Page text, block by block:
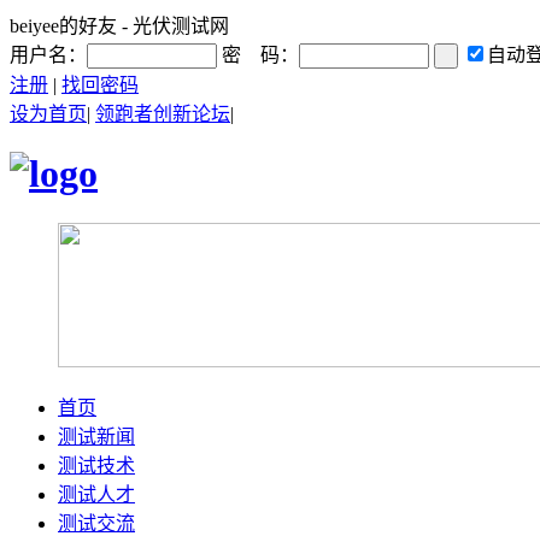
beiyee的好友 - 光伏测试网
用户名：
密 码：
自动
注册 | 找回密码
设为首页| 领跑者创新论坛|
首页
测试新闻
测试技术
测试人才
测试交流